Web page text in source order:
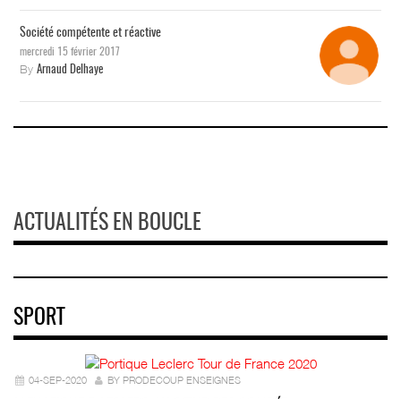
Société compétente et réactive
mercredi 15 février 2017
By Arnaud Delhaye
ACTUALITÉS EN BOUCLE
SPORT
04-SEP-2020 BY PRODECOUP ENSEIGNES